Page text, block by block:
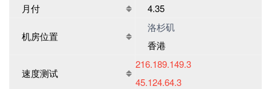
月付
4.35
机房位置
洛杉矶
香港
速度测试
216.189.149.3
45.124.64.3